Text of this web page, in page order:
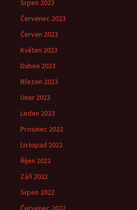
Srpen 2023
Červenec 2023
Červen 2023
Květen 2023
Duben 2023
Březen 2023
Únor 2023
Leden 2023
Prosinec 2022
Listopad 2022
Říjen 2022
Září 2022
Srpen 2022
Červenec 2022